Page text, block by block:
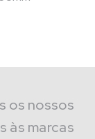
os nossos
às marcas